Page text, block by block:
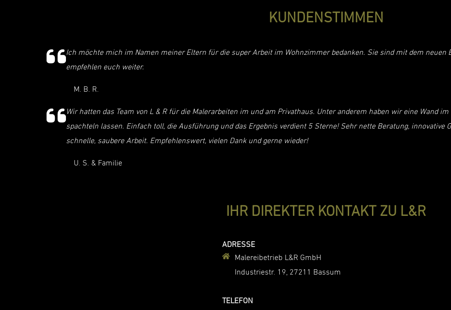
KUNDENSTIMMEN
Ich möchte mich im Namen meiner Eltern für die super Arbeit im Wohnzimmer bedanken. Sie sind mit dem neuen
empfehlen euch weiter.
M. B. R.
Wir hatten das Team von L & R für die Malerarbeiten im und am Privathaus. Unter anderem haben wir eine Wand
spachteln lassen. Einfach toll, die Ausführung und das Ergebnis verdient 5 Sterne! Sehr nette Beratung, innovative
schnelle, saubere Arbeit. Empfehlenswert, vielen Dank und gerne wieder!
U. S. & Familie
IHR DIREKTER KONTAKT ZU L&R
ADRESSE
Malereibetrieb L&R GmbH
Industriestr. 19, 27211 Bassum
TELEFON